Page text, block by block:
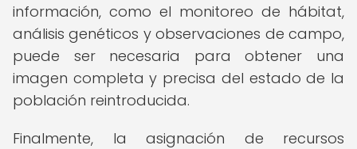
información, como el monitoreo de hábitat,
análisis genéticos y observaciones de campo,
puede ser necesaria para obtener una
imagen completa y precisa del estado de la
población reintroducida.
Finalmente, la asignación de recursos